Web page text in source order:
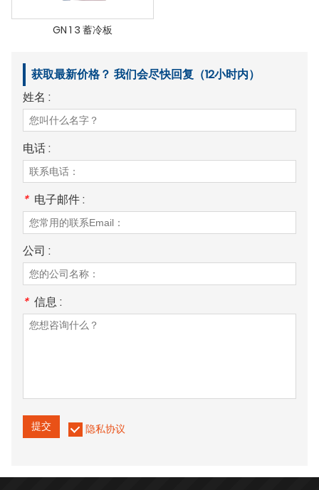
GN 1 3 蓄冷板
获取最新价格？ 我们会尽快回复（12小时内）
姓名 :
电话 :
* 电子邮件 :
公司 :
* 信息 :
提交 隐私协议